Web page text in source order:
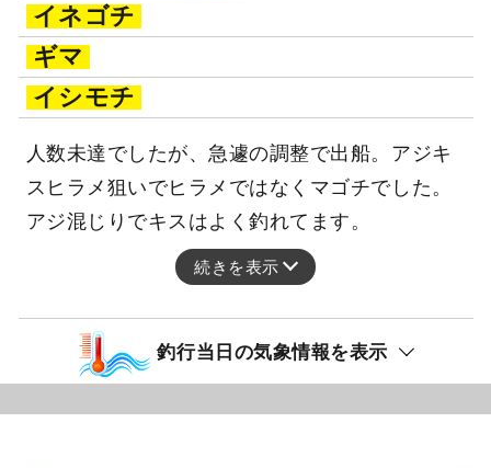
イネゴチ
ギマ
イシモチ
人数未達でしたが、急遽の調整で出船。アジキ
スヒラメ狙いでヒラメではなくマゴチでした。
アジ混じりでキスはよく釣れてます。
続きを表示
釣行当日の気象情報を表示